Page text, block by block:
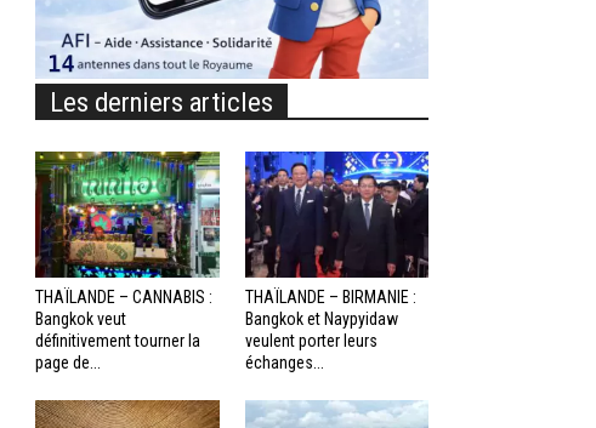
Les derniers articles
THAÏLANDE – CANNABIS :
Bangkok veut
définitivement tourner la
page de...
THAÏLANDE – BIRMANIE :
Bangkok et Naypyidaw
veulent porter leurs
échanges...